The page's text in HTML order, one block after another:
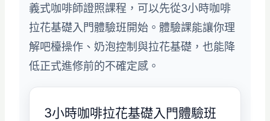
義式咖啡師證照課程，可以先從3小時咖啡
拉花基礎入門體驗班開始。體驗課能讓你理
解吧檯操作、奶泡控制與拉花基礎，也能降
低正式進修前的不確定感。
3小時咖啡拉花基礎入門體驗班